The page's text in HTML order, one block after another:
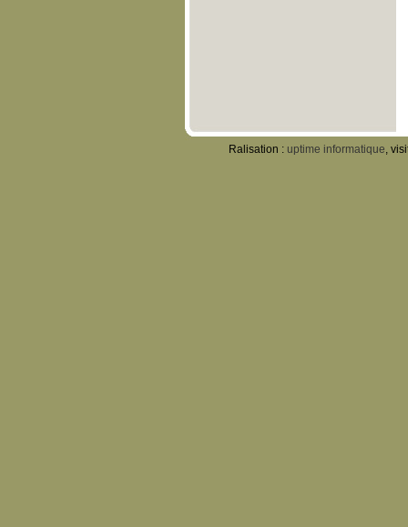
Ralisation : uptime informatique,